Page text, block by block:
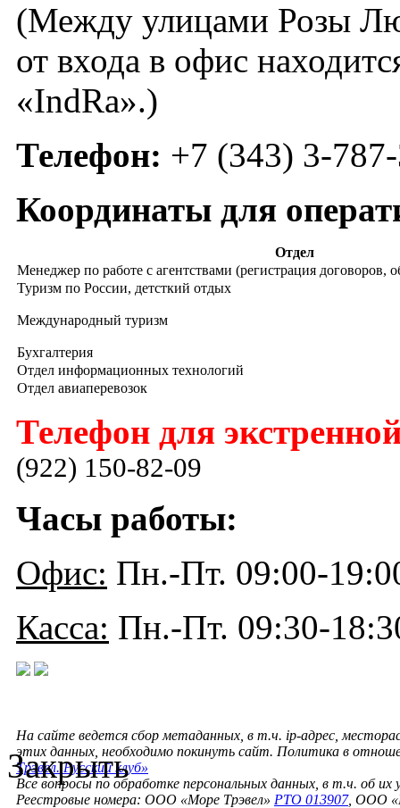
(Между улицами Розы
от входа в офис
«IndRa».)
Телефон: +7 (343) 3-
Координаты для
Отдел
Менеджер по работе с агентствами (регистрация договоров,
Туризм по России, детсткий отдых
Международный туризм
Бухгалтерия
Отдел информационных технологий
Отдел авиаперевозок
Телефон для
(922) 150-82-09
Часы работы:
Офис: Пн.-Пт. 09:00-
Касса: Пн.-Пт. 09:30-
На сайте ведется сбор метаданных, в т.ч. ip-адрес,
этих данных, необходимо покинуть сайт. Политика в
Трэвел. Русский клуб»
Все вопросы по обработке персональных данных, в т.ч. об их
Реестровые номера: ООО «Море Трэвел» РТО 013907, ООО
Закрыть